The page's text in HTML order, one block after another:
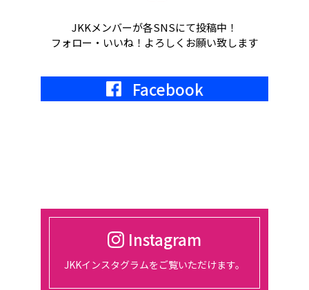
2月5日、2月6日、東京ビッグサイト
にて宿フェス開催。参加します。
2024/05/01
2024年7月9日
東京、都市センターホテルにて、総会
2024/01/30
JKKメンバーが各SNSにて投稿中！
フォロー・いいね！よろしくお願い致します
Facebook
Instagram
JKKインスタグラムをご覧いただけます。